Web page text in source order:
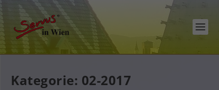
Kategorie: 02-2017